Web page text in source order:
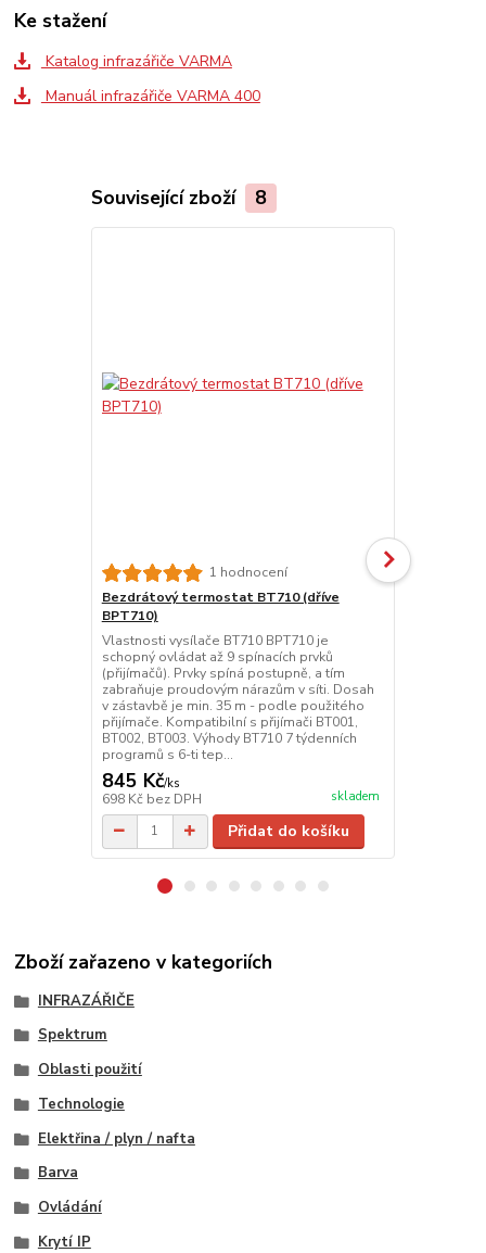
Ke stažení
Katalog infrazářiče VARMA
Manuál infrazářiče VARMA 400
Související zboží 8
1 hodnocení
Bezdrátový termostat BT710 (dříve
BPT710)
Vlastnosti vysílače BT710 BPT710 je
schopný ovládat až 9 spínacích prvků
(přijímačů). Prvky spíná postupně, a tím
zabraňuje proudovým nárazům v síti. Dosah
v zástavbě je min. 35 m - podle použitého
přijímače. Kompatibilní s přijímači BT001,
BT002, BT003. Výhody BT710 7 týdenních
programů s 6-ti tep...
845 Kč/ks
698 Kč bez DPH skladem
Přidat do košíku
Zboží zařazeno v kategoriích
INFRAZÁŘIČE
Spektrum
Oblasti použití
Technologie
Elektřina / plyn / nafta
Barva
Ovládání
Krytí IP